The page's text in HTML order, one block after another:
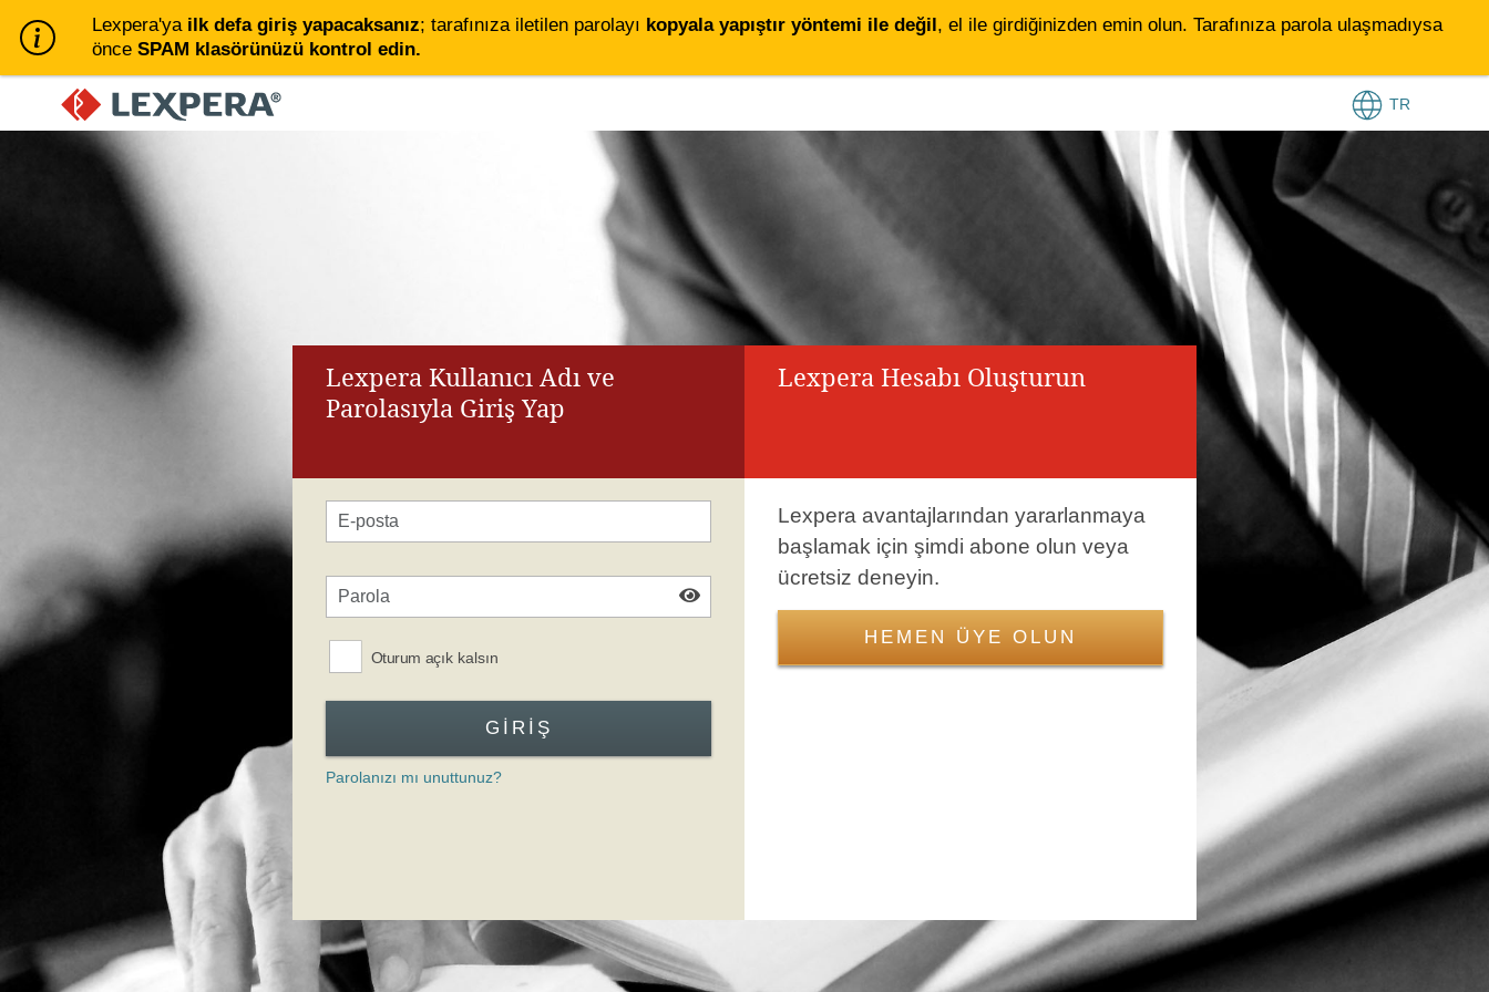
Lexpera'ya ilk defa giriş yapacaksanız; tarafınıza iletilen parolayı kopyala yapıştır yöntemi ile değil, el ile girdiğinizden emin olun. Tarafınıza parola ulaşmadıysa
önce SPAM klasörünüzü kontrol edin.
TR
Giriş Formuna Atla
Lexpera Kullanıcı Adı ve
Parolasıyla Giriş Yap
Oturum açık kalsın
GIRIŞ
Parolanızı mı unuttunuz?
Lexpera Hesabı Oluşturun
Lexpera avantajlarından yararlanmaya
başlamak için şimdi abone olun veya
ücretsiz deneyin.
HEMEN ÜYE OLUN